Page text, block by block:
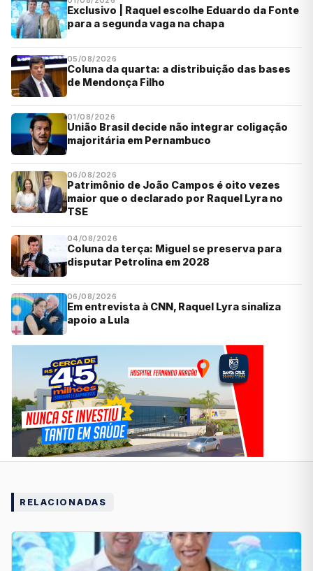
Exclusivo | Raquel escolhe Eduardo da Fonte
para a segunda vaga na chapa
05/08/2026
Coluna da quarta: a distribuição das bases
de Mendonça Filho
01/08/2026
União Brasil decide não integrar coligação
majoritária em Pernambuco
06/08/2026
Patrimônio de João Campos é oito vezes
maior que o declarado por Raquel Lyra no
TSE
04/08/2026
Coluna da terça: Miguel se preserva para
disputar Petrolina em 2028
06/08/2026
Em entrevista à CNN, Raquel Lyra sinaliza
apoio a Lula
RELACIONADAS